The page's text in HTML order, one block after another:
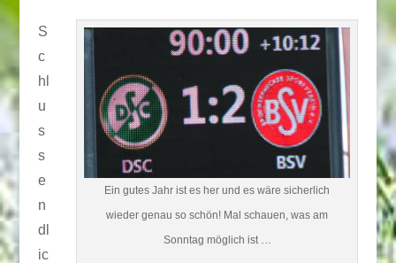
Ein gutes Jahr ist es her und es wäre sicherlich
wieder genau so schön! Mal schauen, was am
Sonntag möglich ist …
S
c
hl
u
s
s
e
n
dl
ic